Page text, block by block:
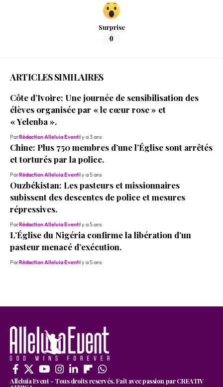
Surprise
0
ARTICLES SIMILAIRES
Côte d’Ivoire: Une journée de sensibilisation des
élèves organisée par « le cœur rose » et
« Yelenba ».
ParRédaction Alleluia Eventil y a 3 ans
Chine: Plus 750 membres d’une l’Église sont arrêtés
et torturés par la police.
ParRédaction Alleluia Eventil y a 5 ans
Ouzbékistan: Les pasteurs et missionnaires
subissent des descentes de police et mesures
répressives.
ParRédaction Alleluia Eventil y a 5 ans
L’Église du Nigéria confirme la libération d’un
pasteur menacé d’exécution.
ParRédaction Alleluia Eventil y a 5 ans
Alleluia Event - Tous droits reservés. Fait avec passion par CREATIV